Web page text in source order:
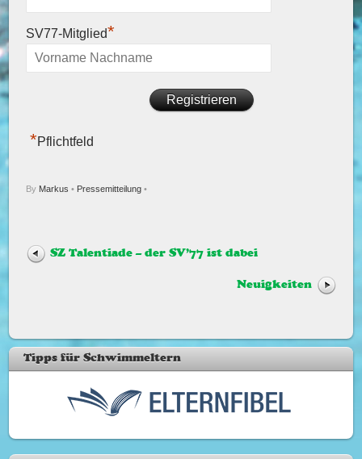
SV77-Mitglied*
*Pflichtfeld
By Markus • Pressemitteilung •
SZ Talentiade – der SV’77 ist dabei
Neuigkeiten
Tipps für Schwimmeltern